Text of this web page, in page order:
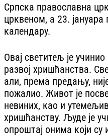
Српска православна
црквеном, а 23. јануара
календару.
Овај светитељ је
развој хришћанства.
али, према предању,
пожалио. Живот је
невиних, као и
хришћанству. Људе је
опроштај онима који су